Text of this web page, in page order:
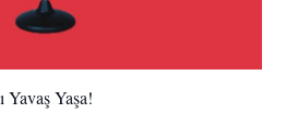
Yavaş Yaşa!